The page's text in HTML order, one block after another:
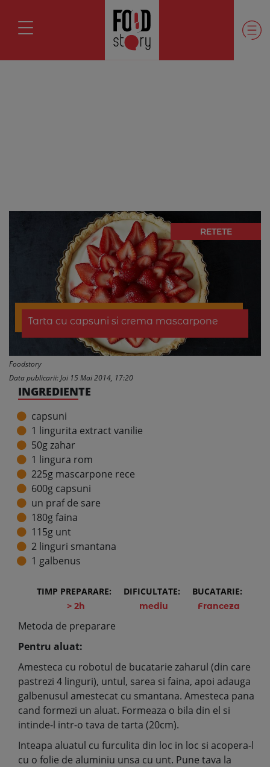
RETETE
Tarta cu capsuni si crema mascarpone
Foodstory
Data publicarii: Joi 15 Mai 2014, 17:20
TIMP PREPARARE:
> 2h
DIFICULTATE:
mediu
BUCATARIE:
Franceza
Metoda de preparare
Pentru aluat:
Amesteca cu robotul de bucatarie zaharul (din care
pastrezi 4 linguri), untul, sarea si faina, apoi adauga
galbenusul amestecat cu smantana. Amesteca pana
cand formezi un aluat. Formeaza o bila din el si
intinde-l intr-o tava de tarta (20cm).
Inteapa aluatul cu furculita din loc in loc si acopera-l
cu o folie de aluminiu unsa cu unt. Pune tava la
INGREDIENTE
capsuni
1 lingurita extract vanilie
50g zahar
1 lingura rom
225g mascarpone rece
600g capsuni
un praf de sare
180g faina
115g unt
2 linguri smantana
1 galbenus